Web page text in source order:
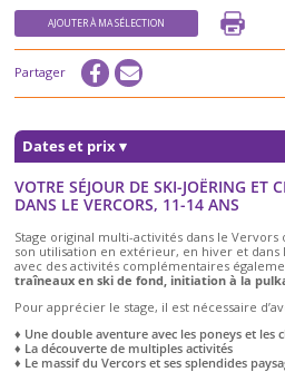
AJOUTER À MA SÉLECTION
Partager
Dates et prix▾
VOTRE SÉJOUR DE SKI-JOËRING ET
DANS LE VERCORS, 11-14 ANS
Stage original multi-activités dans le
son utilisation en extérieur, en hiver et
avec des activités complémentaires
traîneaux en ski de fond, initiation à la
Pour apprécier le stage, il est nécessaire
♦ Une double aventure avec les poneys et les
♦ La découverte de multiples activités
♦ Le massif du Vercors et ses splendides